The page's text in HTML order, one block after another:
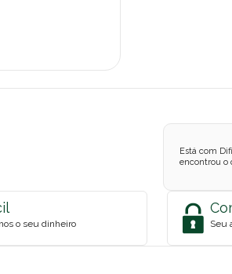
Está com
encontrou o
o seu dinheiro Seu